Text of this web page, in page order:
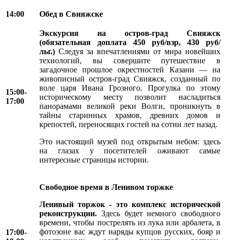
14:00 Обед в Свияжске
15:00-
17:00
Экскурсия на остров-град Свияжск
(обязательная доплата 450 руб/взр, 430 руб/
льг.) Следуя за впечатлениями от мира новейших
технологий, вы совершите путешествие в
загадочное прошлое окрестностей Казани — на
живописный остров-град Свияжск, созданный по
воле царя Ивана Грозного. Прогулка по этому
историческому месту позволит насладиться
панорамами великой реки Волги, проникнуть в
тайны старинных храмов, древних домов и
крепостей, переносящих гостей на сотни лет назад.
Это настоящий музей под открытым небом: здесь
на глазах у посетителей оживают самые
интересные страницы истории.
17:00-
Свободное время в Ленивом торжке
Ленивый торжок - это комплекс исторической
реконструкции. Здесь будет немного свободного
времени, чтобы пострелять из лука или арбалета, в
фотозоне вас ждут наряды купцов русских, бояр и